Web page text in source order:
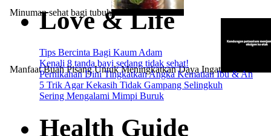
Minuman sehat bagi tubuh
Manfaat Buah Pisang Untuk Meningkatkan Daya Ingat
Love & Life
Tips Bercinta Bagi Kaum Adam
Kenali 8 tanda bayi sedang tidak sehat!
Pernikahan Dini Tingkatkan Angka Kematian Ibu & An
5 Trik Agar Kekasih Tidak Gampang Selingkuh
Sering Mengalami Mimpi Buruk
Health Guide